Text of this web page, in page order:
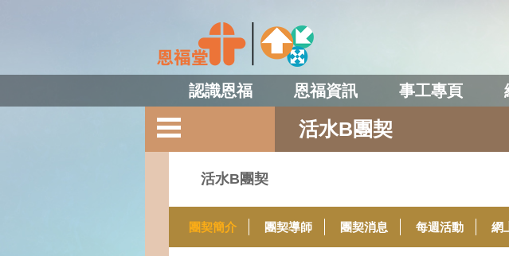
認識恩福 恩福資訊 事工專頁
活水B團契
活水B團契
團契簡介 團契導師 團契消息 每週活動 網